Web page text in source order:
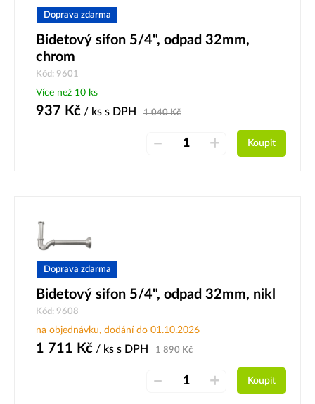
Doprava zdarma
Bidetový sifon 5/4", odpad 32mm,
chrom
Kód: 9601
Více než 10 ks
937 Kč / ks s DPH 1 040Kč
– + Koupit
Doprava zdarma
Bidetový sifon 5/4", odpad 32mm, nikl
Kód: 9608
na objednávku, dodání do 01.10.2026
1 711 Kč / ks s DPH 1 890Kč
– + Koupit